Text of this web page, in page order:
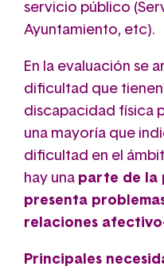
servicio público
Ayuntamiento, etc).
En la evaluación se
dificultad que tienen
discapacidad física
una mayoría que
dificultad en el
hay una parte de la
presenta
relaciones
Principales